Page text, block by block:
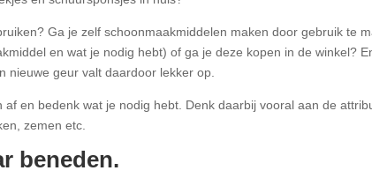
Ga je zelf schoonmaakmiddelen maken door gebruik te
en wat je nodig hebt) of ga je deze kopen in de winkel?
nieuwe geur valt daardoor lekker op.
en bedenk wat je nodig hebt. Denk daarbij vooral aan de
zemen etc.
beneden.